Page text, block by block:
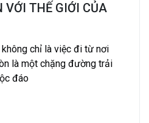
VỚI THẾ GIỚI CỦA
không chỉ là việc đi từ nơi
là một chặng đường trải
đáo